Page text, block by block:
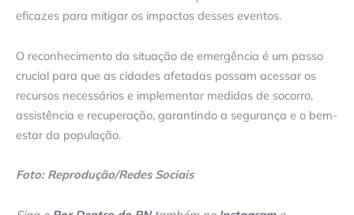
eficazes para mitigar os impactos desses eventos.
O reconhecimento da situação de emergência é um passo
crucial para que as cidades afetadas possam acessar os
recursos necessários e implementar medidas de socorro,
assistência e recuperação, garantindo a segurança e o bem-
estar da população.
Foto: Reprodução/Redes Sociais